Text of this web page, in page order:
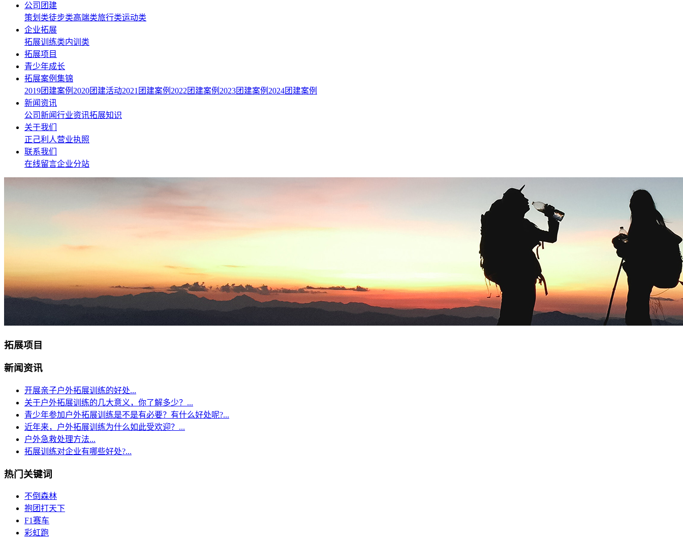
公司团建
策划类徒步类高端类旅行类运动类
企业拓展
拓展训练类内训类
拓展项目
青少年成长
拓展案例集锦
2019团建案例 2020团建活动2021团建案例 2022团建案例 2023团建案例 2024团建案例
新闻资讯
公司新闻行业资讯拓展知识
关于我们
正己利人营业执照
联系我们
在线留言企业分站
拓展项目
新闻资讯
开展亲子户外拓展训练的好处...
关于户外拓展训练的几大意义，你了解多少？...
青少年参加户外拓展训练是不是有必要？有什么好处呢?...
近年来，户外拓展训练为什么如此受欢迎？...
户外急救处理方法...
拓展训练对企业有哪些好处?...
热门关键词
不倒森林
抱团打天下
F1赛车
彩虹跑